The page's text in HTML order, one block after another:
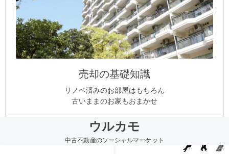
売却の基礎知識
リノベ済みのお部屋はもちろん
古いままのお家もおまかせ
ウルカモ
中古不動産のソーシャルマーケット